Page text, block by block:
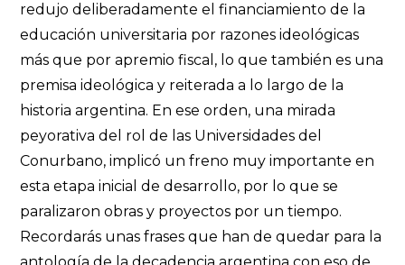
redujo deliberadamente el financiamiento de la
educación universitaria por razones ideológicas
más que por apremio fiscal, lo que también es una
premisa ideológica y reiterada a lo largo de la
historia argentina. En ese orden, una mirada
peyorativa del rol de las Universidades del
Conurbano, implicó un freno muy importante en
esta etapa inicial de desarrollo, por lo que se
paralizaron obras y proyectos por un tiempo.
Recordarás unas frases que han de quedar para la